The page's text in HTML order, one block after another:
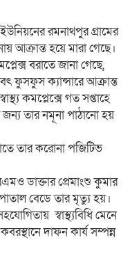
রমনাথপুর গ্রামের
আক্রান্ত হয়ে মারা গেছে।
বরাতে জানা গেছে,
ফুসফুস ক্যান্সারে আক্রান্ত
কমপ্লেক্সে গত সপ্তাহে
জন্য তার নমূনা পাঠানো হয়
তার করোনা পজিটিভ
ডাক্তার প্রেমাংশু কুমার
বেডে তার মৃত্যু হয়।
স্বাস্থ্যবিধি মেনে
দাফন কার্য সম্পন্ন